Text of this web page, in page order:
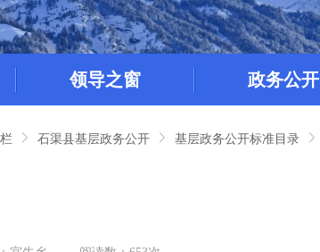
领导之窗 政务公开
石渠县基层政务公开 基层政务公开标准目录